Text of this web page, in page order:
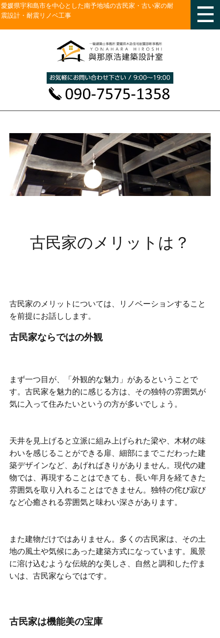
愛媛県宇和島市を中心とした南予地域の古民家・古い家の耐
震設計・耐震リノベ工事
古民家のメリットは？
古民家のメリットについては、リノベーションすること
を前提にお話しします。
古民家ならではの外観
まず一つ目が、「外観的な魅力」があるということで
す。古民家を魅力的に感じる方は、その独特の雰囲気が
気に入って住みたいというの方が多いでしょう。
天井を見上げると立派に組み上げられた梁や、木材の味
わいを感じることができる扉、細部にまでこだわった建
築デザインなど、あげればきりがありません。現代の建
物では、再現することはできても、長い年月を経てきた
雰囲気を取り入れることはできません。独特の侘び寂び
など心癒される雰囲気と味わい深さがあります。
また建物だけではありません。多くの古民家は、その土
地の風土や気候にあった建築方式になっています。風景
に溶け込むような伝統的な美しさ、自然と調和した佇ま
いは、古民家ならではです。
古民家は機能美の宝庫